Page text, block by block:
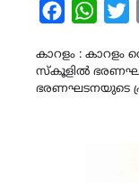
Facebook
കാറളം :
സ്കൂളിൽ
ഭരണഘടനയുടെ